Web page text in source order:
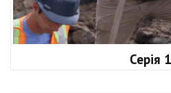
Серія